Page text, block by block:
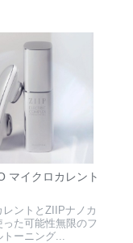
マイクロカレント
レントとZIIPナノカ
った可能性無限のフ
ーニング...